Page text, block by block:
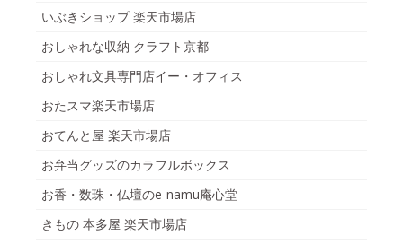
いぶきショップ 楽天市場店
おしゃれな収納 クラフト京都
おしゃれ文具専門店イー・オフィス
おたスマ楽天市場店
おてんと屋 楽天市場店
お弁当グッズのカラフルボックス
お香・数珠・仏壇のe-namu庵心堂
きもの 本多屋 楽天市場店